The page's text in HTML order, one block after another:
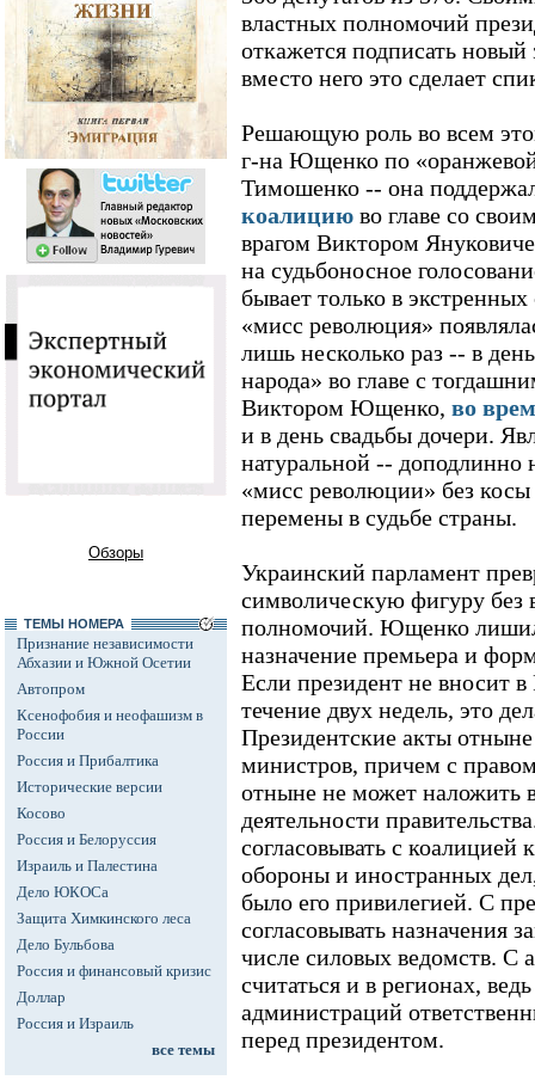
Обзоры
ТЕМЫ НОМЕРА
Признание независимости
Абхазии и Южной Осетии
Автопром
Ксенофобия и неофашизм в
России
Россия и Прибалтика
Исторические версии
Косово
Россия и Белоруссия
Израиль и Палестина
Дело ЮКОСа
Защита Химкинского леса
Дело Бульбова
Россия и финансовый кризис
Доллар
Россия и Израиль
все темы
властных полномочий
откажется подписать новый
вместо него это сделает
Решающую роль во всем
г-на Ющенко по
Тимошенко -- она
коалицию во главе со
врагом Виктором
на судьбоносное
бывает только в
«мисс революция»
лишь несколько раз -- в
народа» во главе с
Виктором Ющенко, во
и в день свадьбы дочери.
натуральной -- доподлинно
«мисс революции» без
перемены в судьбе страны.
Украинский парламент
символическую фигуру без
полномочий. Ющенко
назначение премьера и
Если президент не вносит
течение двух недель, это
Президентские акты отныне
министров, причем с
отныне не может наложить
деятельности
согласовывать с коалицией
обороны и иностранных
было его привилегией. С
согласовывать назначения
числе силовых ведомств. С
считаться и в регионах,
администраций
перед президентом.